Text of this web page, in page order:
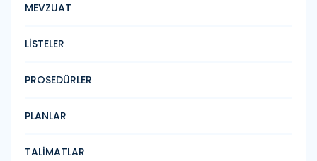
MEVZUAT
LİSTELER
PROSEDÜRLER
PLANLAR
TALİMATLAR